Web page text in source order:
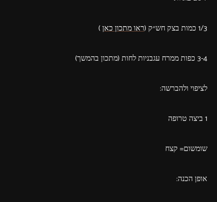
1/3 כמות בצק חש״ק ( ראו מתכון כאן)
3-4 כפות ממרח עגבניות לחות (מתכון בהמשך)
לציפוי ולהברשה:
1 ביצה טרופה
שומשום= קצח
אופן הכנה: